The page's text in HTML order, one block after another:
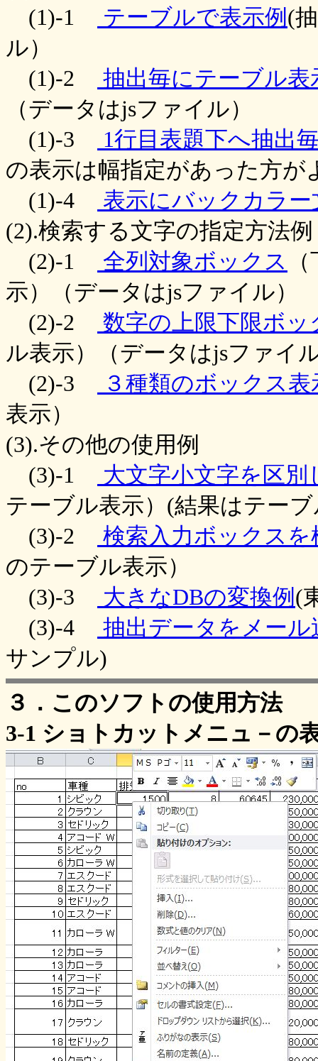
(1)-1
テーブルで表示例 (
ル）
(1)-2
抽出毎にテーブル表
（データはjsファイル）
(1)-3
1行目表題下へ抽出
の表示は幅指定があった方が
(1)-4
表示にバックカラー
(2).検索する文字の指定方法例
(2)-1
全列対象ボックス
示）（データはjsファイル）
(2)-2
数字の上限下限ボッ
ル表示）（データはjsファイ
(2)-3
３種類のボックス表
表示）
(3).その他の使用例
(3)-1
大文字小文字を区別
テーブル表示）(結果はテー
(3)-2
検索入力ボックス
のテーブル表示）
(3)-3
大きなDBの変換例 (
(3)-4
抽出データをメール
サンプル)
３．このソフトの使用方法
3-1 ショトカットメニュ－の